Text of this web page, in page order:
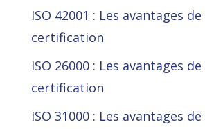
ISO 42001 : Les avantages de
certification
ISO 26000 : Les avantages de
certification
ISO 31000 : Les avantages de